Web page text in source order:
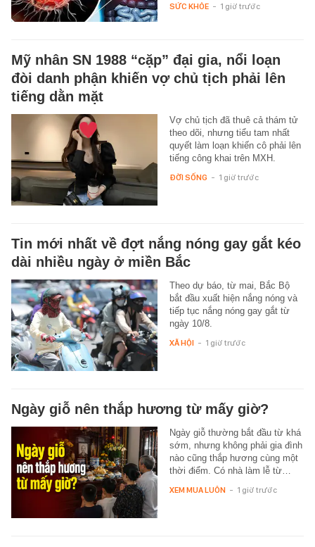
SỨC KHỎE - 1 giờ trước
Mỹ nhân SN 1988 “cặp” đại gia, nổi loạn
đòi danh phận khiến vợ chủ tịch phải lên
tiếng dằn mặt
Vợ chủ tịch đã thuê cả thám tử
theo dõi, nhưng tiểu tam nhất
quyết làm loạn khiến cô phải lên
tiếng công khai trên MXH.
ĐỜI SỐNG - 1 giờ trước
Tin mới nhất về đợt nắng nóng gay gắt kéo
dài nhiều ngày ở miền Bắc
Theo dự báo, từ mai, Bắc Bộ
bắt đầu xuất hiện nắng nóng và
tiếp tục nắng nóng gay gắt từ
ngày 10/8.
XÃ HỘI - 1 giờ trước
Ngày giỗ nên thắp hương từ mấy giờ?
Ngày giỗ thường bắt đầu từ khá
sớm, nhưng không phải gia đình
nào cũng thắp hương cùng một
thời điểm. Có nhà làm lễ từ…
XEM MUA LUÔN - 1 giờ trước